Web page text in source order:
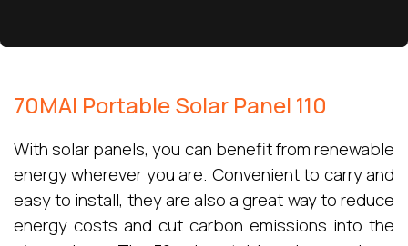
70MAI Portable Solar Panel 110
With solar panels, you can benefit from renewable
energy wherever you are. Convenient to carry and
easy to install, they are also a great way to reduce
energy costs and cut carbon emissions into the